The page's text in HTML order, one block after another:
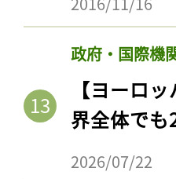
政府・国際機
【ヨーロ
界全体で
2026/07/22